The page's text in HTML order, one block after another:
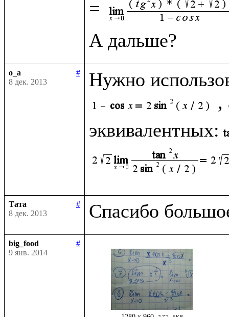
=
o_a
#
8 дек. 2013
Нужно
,
эквивалентных:
Тата
#
8 дек. 2013
big_food
#
9 янв. 2014